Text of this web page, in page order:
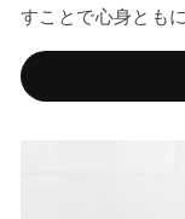
すことで心身とも